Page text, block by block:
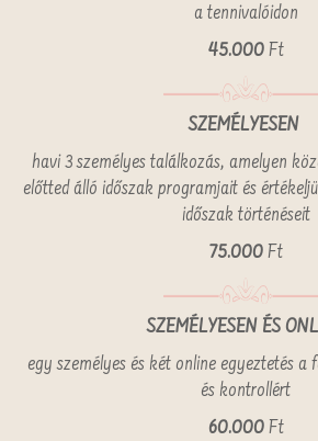
a tennivalóidon
45.000 Ft
SZEMÉLYESEN
havi 3 személyes találkozás, amelyen
előtted álló időszak programjait és
időszak történéseit
75.000 Ft
SZEMÉLYESEN ÉS
egy személyes és két online egyeztetés a
és kontrollért
60.000 Ft